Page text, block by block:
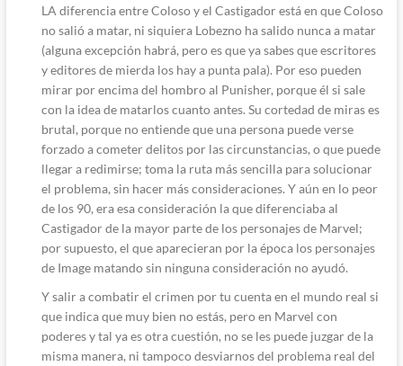
LA diferencia entre Coloso y el Castigador está en que Coloso
no salió a matar, ni siquiera Lobezno ha salido nunca a matar
(alguna excepción habrá, pero es que ya sabes que escritores
y editores de mierda los hay a punta pala). Por eso pueden
mirar por encima del hombro al Punisher, porque él si sale
con la idea de matarlos cuanto antes. Su cortedad de miras es
brutal, porque no entiende que una persona puede verse
forzado a cometer delitos por las circunstancias, o que puede
llegar a redimirse; toma la ruta más sencilla para solucionar
el problema, sin hacer más consideraciones. Y aún en lo peor
de los 90, era esa consideración la que diferenciaba al
Castigador de la mayor parte de los personajes de Marvel;
por supuesto, el que aparecieran por la época los personajes
de Image matando sin ninguna consideración no ayudó.
Y salir a combatir el crimen por tu cuenta en el mundo real si
que indica que muy bien no estás, pero en Marvel con
poderes y tal ya es otra cuestión, no se les puede juzgar de la
misma manera, ni tampoco desviarnos del problema real del